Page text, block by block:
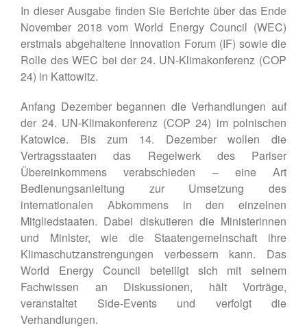
In dieser Ausgabe finden Sie Berichte über das Ende
November 2018 vom World Energy Council (WEC)
erstmals abgehaltene Innovation Forum (IF) sowie die
Rolle des WEC bei der 24. UN-Klimakonferenz (COP
24) in Kattowitz.
Anfang Dezember begannen die Verhandlungen auf
der 24. UN-Klimakonferenz (COP 24) im polnischen
Katowice. Bis zum 14. Dezember wollen die
Vertragsstaaten das Regelwerk des Pariser
Übereinkommens verabschieden – eine Art
Bedienungsanleitung zur Umsetzung des
internationalen Abkommens in den einzelnen
Mitgliedstaaten. Dabei diskutieren die Ministerinnen
und Minister, wie die Staatengemeinschaft ihre
Klimaschutzanstrengungen verbessern kann. Das
World Energy Council beteiligt sich mit seinem
Fachwissen an Diskussionen, hält Vorträge,
veranstaltet Side-Events und verfolgt die
Verhandlungen.